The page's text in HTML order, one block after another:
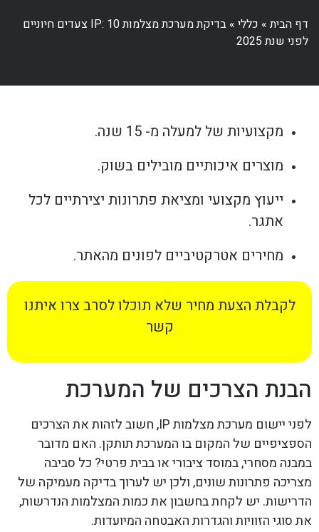
דף הבית» כללי»
בדיקת מערכת מצלמות IP: 10 צעדים חיוניים
לפני שנת 2025
מקצועיות של למעלה מ- 15 שנה.
מוצרים איכותיים מובילים בשוק.
ייעוץ מקצועי ומציאת פתרונות יצירתיים לכל
אתגר.
מחירים אטרקטיביים לפונים מהאתר.
לקבלת הצעת מחיר שלא תוכלו לסרב צרו איתנו
קשר
הבנת הצרכים של המערכת
לפני יישום מערכת מצלמות IP, חשוב לזהות את הצרכים
הספציפיים של המקום בו המערכת תותקן. האם מדובר
במבנה מסחרי, במוסד ציבורי או בבית פרטי? כל סביבה
מצריכה פתרונות שונים, ולכן יש לערוך בדיקה מעמיקה של
הדרישות. יש לקחת בחשבון את כמות המצלמות הנדרשות,
את סוגי הזוויות והגדרות האבטחה המיועדות.